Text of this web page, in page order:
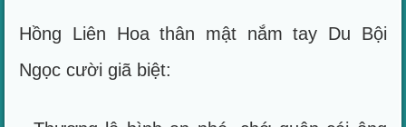
Hồng Liên Hoa thân mật nắm tay Du Bội
Ngọc cười giã biệt: